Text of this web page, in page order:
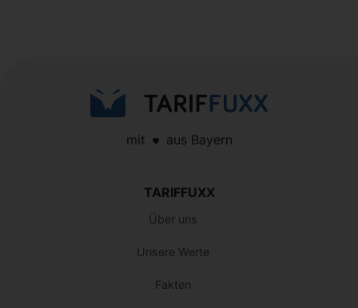
mit aus Bayern
TARIFFUXX
Über uns
Unsere Werte
Fakten